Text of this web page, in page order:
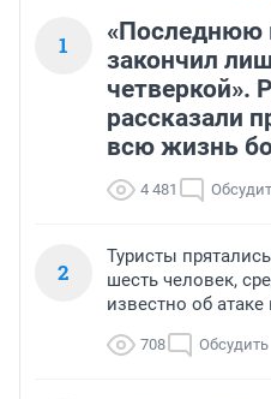
1
«Последнюю
закончил
четверкой».
рассказали
всю жизнь
4 481
2
Туристы
шесть человек,
известно об
708 Обсудить